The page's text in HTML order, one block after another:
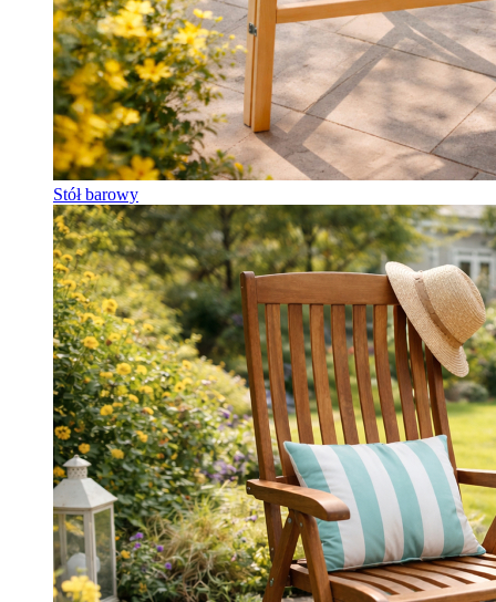
Stół barowy